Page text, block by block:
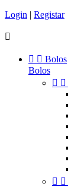
Login | Registar

  Bolos
Bolos
 
 